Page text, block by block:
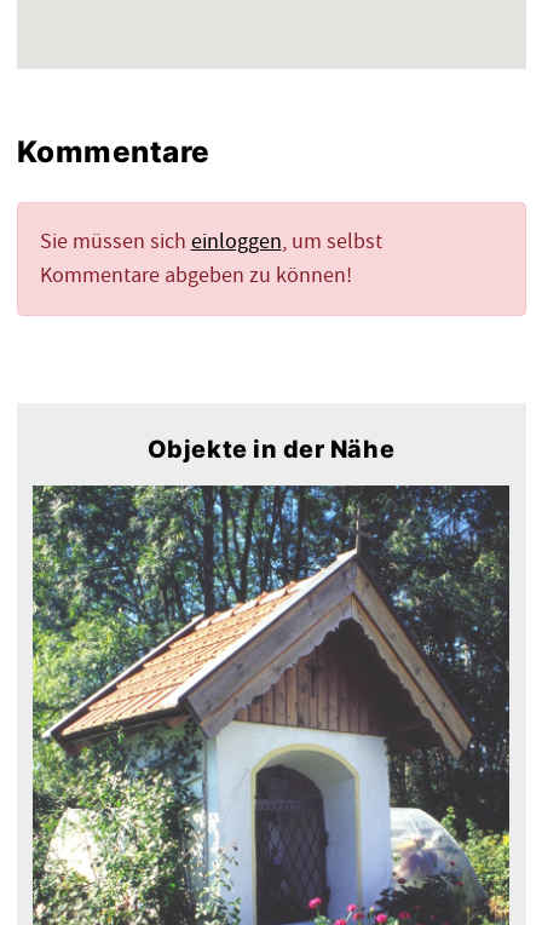
Kommentare
Sie müssen sich einloggen, um selbst
Kommentare abgeben zu können!
Objekte in der Nähe